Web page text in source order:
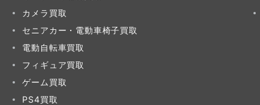
カメラ買取
セニアカー・電動車椅子買取
電動自転車買取
フィギュア買取
ゲーム買取
PS4買取